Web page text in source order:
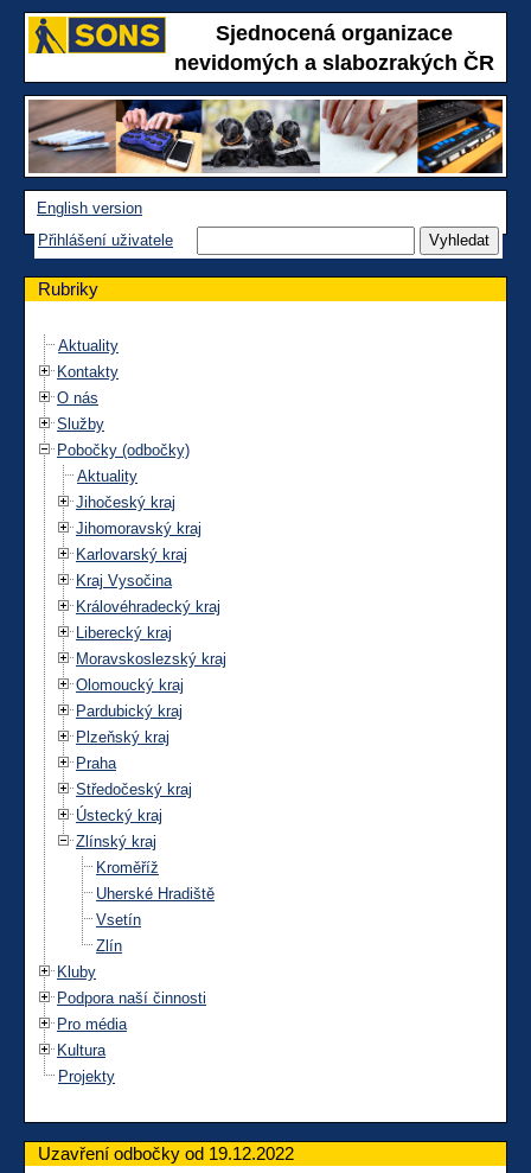
Sjednocená organizace
nevidomých a slabozrakých ČR
English version
Přihlášení uživatele
Rubriky
Aktuality
Kontakty
O nás
Služby
Pobočky (odbočky)
Aktuality
Jihočeský kraj
Jihomoravský kraj
Karlovarský kraj
Kraj Vysočina
Královéhradecký kraj
Liberecký kraj
Moravskoslezský kraj
Olomoucký kraj
Pardubický kraj
Plzeňský kraj
Praha
Středočeský kraj
Ústecký kraj
Zlínský kraj
Kroměříž
Uherské Hradiště
Vsetín
Zlín
Kluby
Podpora naší činnosti
Pro média
Kultura
Projekty
Uzavření odbočky od 19.12.2022